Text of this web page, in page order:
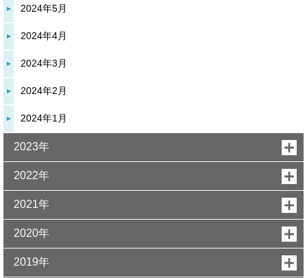
2024年5月
2024年4月
2024年3月
2024年2月
2024年1月
2023年
2022年
2021年
2020年
2019年